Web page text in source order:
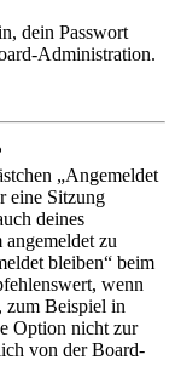
dein Passwort
Administration.
„Angemeldet
eine Sitzung
deines
zu
bleiben“ beim
wenn
zum Beispiel in
Option nicht zur
von der Board-